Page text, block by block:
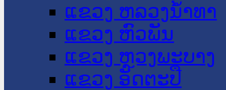
ແຂວງ ຫລວງນໍ້າທາ
ແຂວງ ຫົວພັນ
ແຂວງ ຫຼວງພະບາງ
ແຂວງ ອັດຕະປື